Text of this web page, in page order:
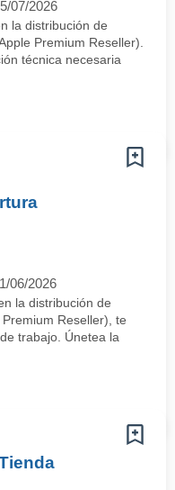
07/2026
la distribución de
Premium Reseller).
técnica necesaria
06/2026
la distribución de
Reseller), te
trabajo. Únetea la